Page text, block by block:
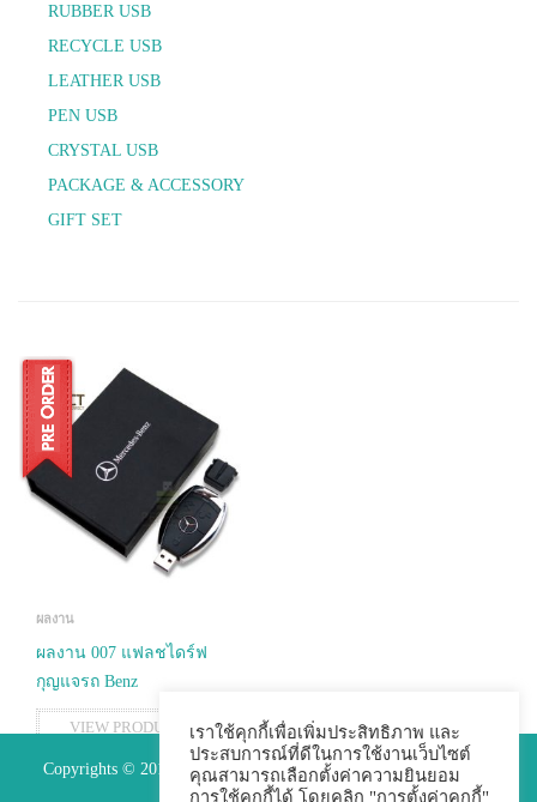
RUBBER USB
RECYCLE USB
LEATHER USB
PEN USB
CRYSTAL USB
PACKAGE & ACCESSORY
GIFT SET
ผลงาน
ผลงาน 007 แฟลชไดร์ฟ
กุญแจรถ Benz
VIEW PRODUCTS
Copyrights © 2015 Premium Perfect Co.,ltd. All Rights Reserved.
เราใช้คุกกี้เพื่อเพิ่มประสิทธิภาพ และ
ประสบการณ์ที่ดีในการใช้งานเว็บไซต์
คุณสามารถเลือกตั้งค่าความยินยอม
การใช้คุกกี้ได้ โดยคลิก "การตั้งค่าคุกกี้"